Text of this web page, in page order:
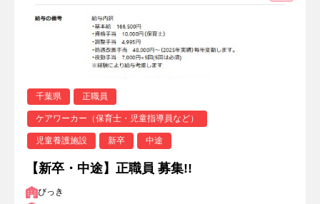
千葉県 正職員
ケアワーカー（保育士・児童指導員など）
児童養護施設 新卒 中途
【新卒・中途】正職員 募集!!
びっき